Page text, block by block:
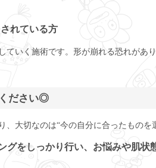
れている方
いく施術です。形が崩れる恐れがあり
ださい◎
大切なのは“今の自分に合ったものを
グをしっかり行い、お悩みや肌状